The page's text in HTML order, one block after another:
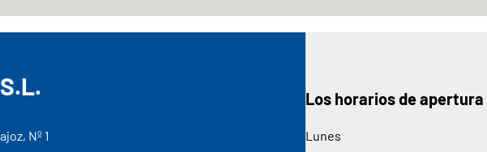
Nº 1
Los horarios de apertura
Lunes